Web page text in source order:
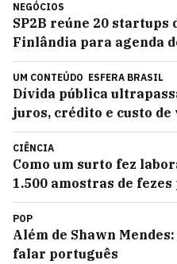
NEGÓCIOS
SP2B reúne 20 startups
Finlândia para agenda
UM CONTEÚDO ESFERA BRASIL
Dívida pública
juros, crédito e custo de
CIÊNCIA
Como um surto fez
1.500 amostras de fezes
POP
Além de Shawn
falar português